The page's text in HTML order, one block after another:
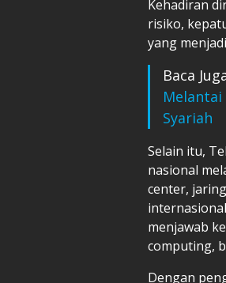
Kehadiran
risiko,
yang
Baca
Melantai
Syariah
Selain itu,
nasional
center,
menjawab
computing,
Dengan